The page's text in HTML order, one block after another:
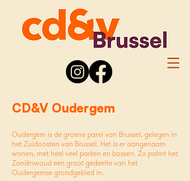
CD&V Oudergem
Oudergem is de groene parel van Brussel, gelegen in
het Zuidoosten van Brussel. Het is er aangenaam
wonen, met heel veel parken en bossen. Zo palmt het
Zoniënwoud een groot gedeelte van het
Oudergemse grondgebied in.